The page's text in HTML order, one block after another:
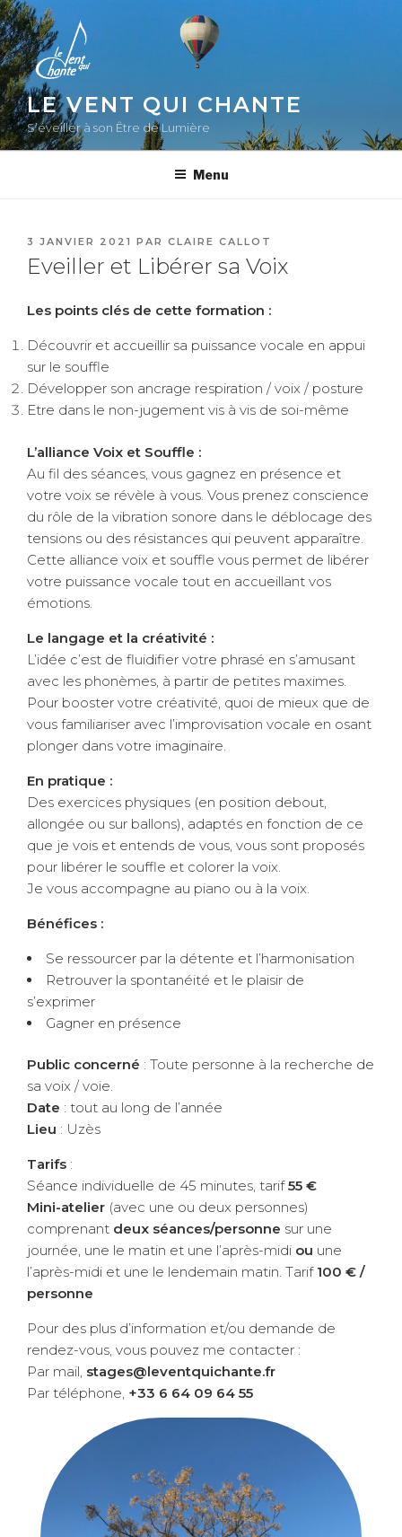
Aller
au
contenu
principal
LE VENT QUI CHANTE
S’éveiller à son Être de Lumière
Menu
PUBLIÉ
LE
3 JANVIER 2021 PAR CLAIRE CALLOT
Eveiller et Libérer sa Voix
Les points clés de cette formation :
Découvrir et accueillir sa puissance vocale en appui
sur le souffle
Développer son ancrage respiration / voix / posture
Etre dans le non-jugement vis à vis de soi-même
L’alliance Voix et Souffle :
Au fil des séances, vous gagnez en présence et
votre voix se révèle à vous. Vous prenez conscience
du rôle de la vibration sonore dans le déblocage des
tensions ou des résistances qui peuvent apparaître.
Cette alliance voix et souffle vous permet de libérer
votre puissance vocale tout en accueillant vos
émotions.
Le langage et la créativité :
L’idée c’est de fluidifier votre phrasé en s’amusant
avec les phonèmes, à partir de petites maximes.
Pour booster votre créativité, quoi de mieux que de
vous familiariser avec l’improvisation vocale en osant
plonger dans votre imaginaire.
En pratique :
Des exercices physiques (en position debout,
allongée ou sur ballons), adaptés en fonction de ce
que je vois et entends de vous, vous sont proposés
pour libérer le souffle et colorer la voix.
Je vous accompagne au piano ou à la voix.
Bénéfices :
Se ressourcer par la détente et l’harmonisation
Retrouver la spontanéité et le plaisir de
s’exprimer
Gagner en présence
Public concerné : Toute personne à la recherche de
sa voix / voie.
Date : tout au long de l’année
Lieu : Uzès
Tarifs :
Séance individuelle de 45 minutes, tarif55 €
Mini-atelier (avec une ou deux personnes)
comprenant deux séances/personne sur une
journée, une le matin et une l’après-midi ou une
l’après-midi et une le lendemain matin. Tarif 100 € /
personne
Pour des plus d’information et/ou demande de
rendez-vous, vous pouvez me contacter :
Par mail, stages@leventquichante.fr
Par téléphone, +33 6 64 09 64 55